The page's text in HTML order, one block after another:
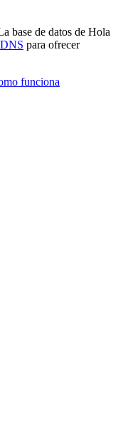
base de datos de Hola
para ofrecer
funciona